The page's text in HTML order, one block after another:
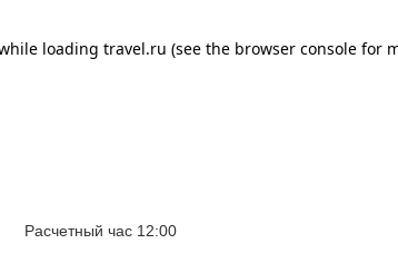
Расчетный час 12:00